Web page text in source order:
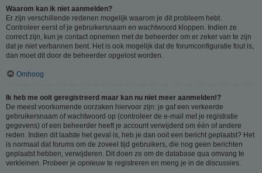
Waarom kan ik niet aanmelden?
Er zijn verschillende redenen mogelijk waarom je dit probleem hebt.
Controleer eerst of je gebruikersnaam en wachtwoord kloppen. Indien ze
correct zijn, kun je contact opnemen met de beheerder om er zeker van te zijn
dat je niet verbannen bent. Het is ook mogelijk dat de forumconfiguratie fout is,
dan moet dit door de beheerder opgelost worden.
Omhoog
Ik heb me ooit geregistreerd maar kan nu niet meer aanmelden!?
De meest voorkomende oorzaken hiervoor zijn: je gaf een verkeerde
gebruikersnaam of wachtwoord op (controleer de e-mail met je registratie
gegevens) of een beheerder heeft je account verwijderd om één of andere
reden. Indien dit laatste het geval is, heb je dan ooit een bericht geplaatst? Het
is normaal dat forums om de zoveel tijd gebruikers, die nog geen berichten
geplaatst hebben, verwijderen. Dit doen ze om de database qua omvang te
verkleinen. Probeer je opnieuw te registreren en meng je in de discussies.